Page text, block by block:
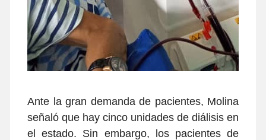
Ante la gran demanda de pacientes, Molina
señaló que hay cinco unidades de diálisis en
el estado. Sin embargo, los pacientes de